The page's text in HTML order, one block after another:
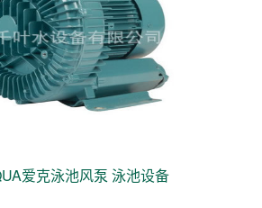
爱克泳池风泵 泳池设备